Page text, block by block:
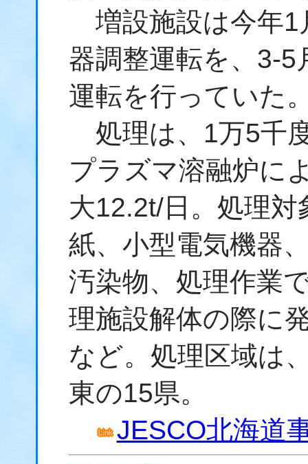
増設施設は今年1
器調整運転を、3-5
運転を行っていた
処理は、1万5千
プラズマ溶融炉に
大12.2t/日。処理
紙、小型電気機器
汚染物、処理作業
理施設解体の際に
など。処理区域は
東の15県。
JESCO北海道